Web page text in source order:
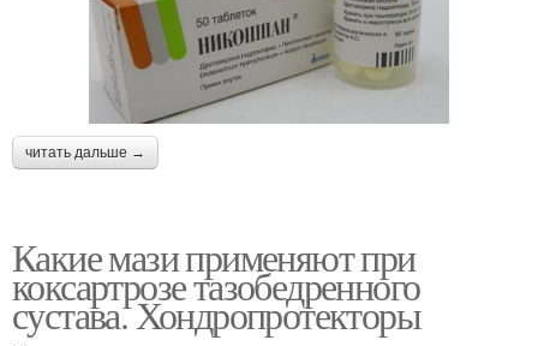
читать дальше →
Какие мази применяют при
коксартрозе тазобедренного
сустава. Хондропротекторы